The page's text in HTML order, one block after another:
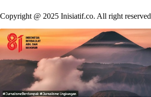
Copyright @ 2025 Inisiatif.co. All right reserved